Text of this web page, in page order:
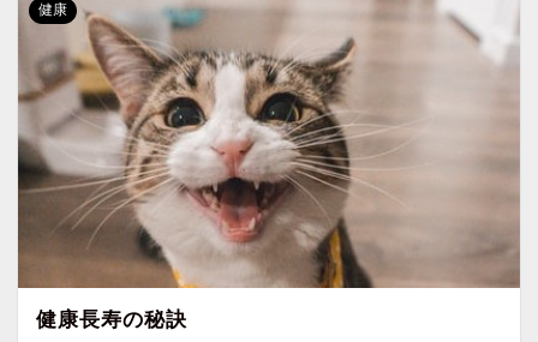
健康
健康長寿の秘訣